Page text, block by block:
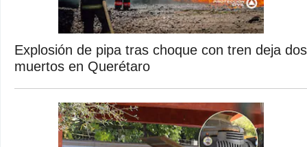
Explosión de pipa tras choque con tren deja dos
muertos en Querétaro